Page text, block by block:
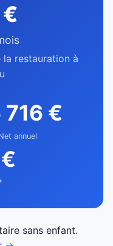
restauration à
€
annuel
sans enfant.